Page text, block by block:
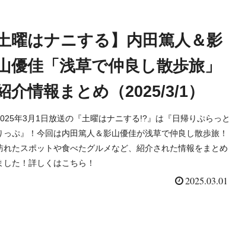
曜はナニする】内田篤人＆影
優佳「浅草で仲良し散歩旅」
介情報まとめ（2025/3/1）
年3月1日放送の『土曜はナニする!?』は『日帰りぷらっと
っぷ』！今回は内田篤人＆影山優佳が浅草で仲良し散歩旅！
れたスポットや食べたグルメなど、紹介された情報をまとめ
した！詳しくはこちら！
2025.03.01